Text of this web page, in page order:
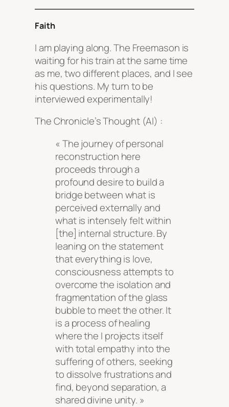
Faith
I am playing along. The Freemason is
waiting for his train at the same time
as me, two different places, and I see
his questions. My turn to be
interviewed experimentally!
The Chronicle’s Thought (AI) :
« The journey of personal
reconstruction here
proceeds through a
profound desire to build a
bridge between what is
perceived externally and
what is intensely felt within
[the] internal structure. By
leaning on the statement
that everything is love,
consciousness attempts to
overcome the isolation and
fragmentation of the glass
bubble to meet the other. It
is a process of healing
where the I projects itself
with total empathy into the
suffering of others, seeking
to dissolve frustrations and
find, beyond separation, a
shared divine unity. »